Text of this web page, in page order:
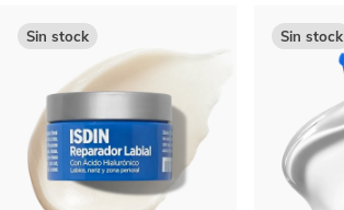
final
de
Sin stock Sin stock